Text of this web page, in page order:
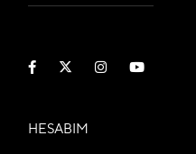
HESABIM